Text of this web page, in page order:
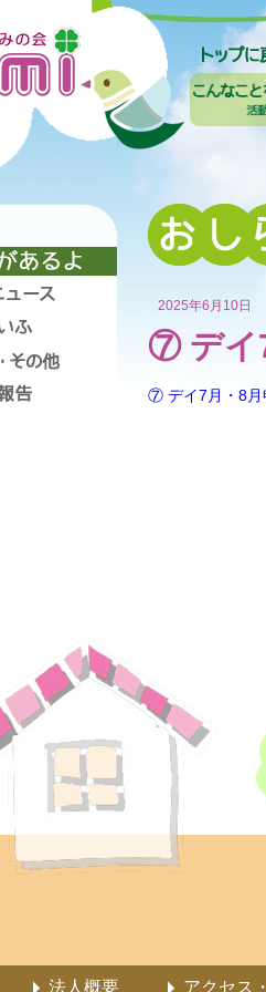
2025年6月10日
⑦ デイ
⑦ デイ7月・8月
法人概要 アクセス